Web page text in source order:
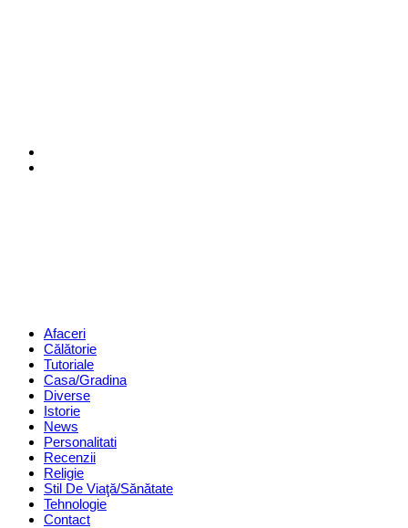
Menu Afaceri
Călătorie
Tutoriale
Casa/Gradina
Diverse
Istorie
News
Personalitati
Recenzii
Religie
Stil De Viaţă/Sănătate
Tehnologie
Contact